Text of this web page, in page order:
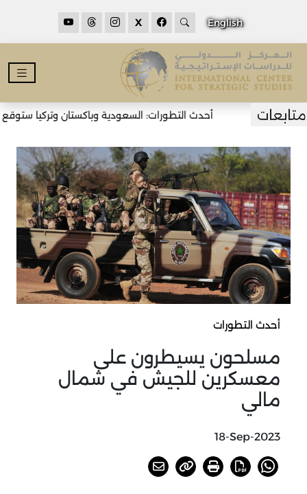
English
X
أحدث التطورات: السعودية وباكستان وتركيا ستوقع
أحدث التطورات
مسلحون يسيطرون على
معسكرين للجيش في شمال
مالي
18-Sep-2023